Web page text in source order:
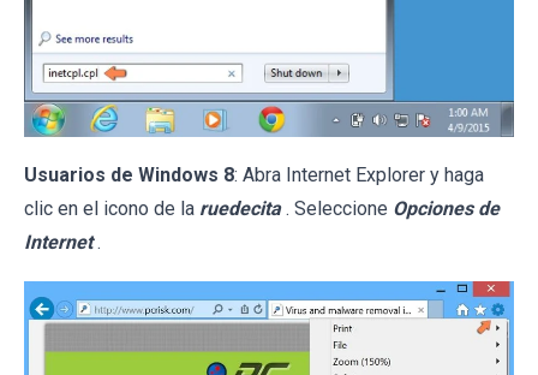
Usuarios de Windows 8: Abra Internet Explorer y haga
clic en el icono de la ruedecita . Seleccione Opciones de
Internet .